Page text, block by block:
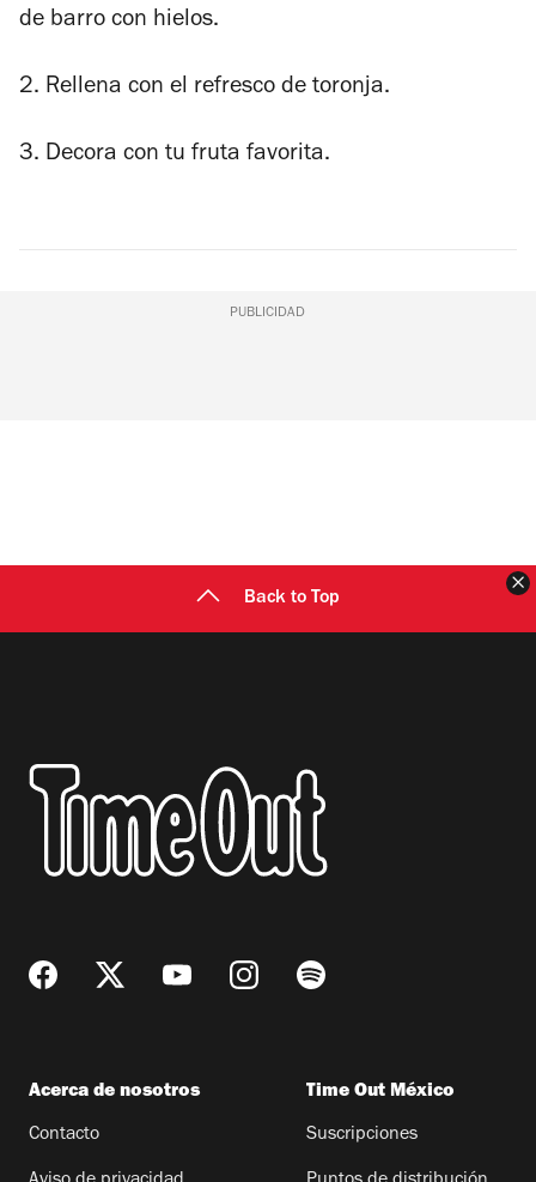
de barro con hielos.
2. Rellena con el refresco de toronja.
3. Decora con tu fruta favorita.
PUBLICIDAD
Back to Top
Acerca de nosotros
Contacto
Time Out México
Suscripciones